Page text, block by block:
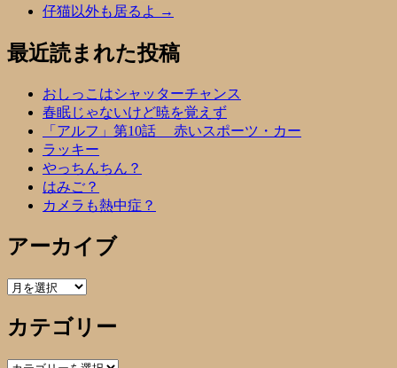
仔猫以外も居るよ →
最近読まれた投稿
おしっこはシャッターチャンス
春眠じゃないけど暁を覚えず
「アルフ」第10話 赤いスポーツ・カー
ラッキー
やっちんちん？
はみご？
カメラも熱中症？
アーカイブ
ア
カ
イ
ブ
カテゴリー